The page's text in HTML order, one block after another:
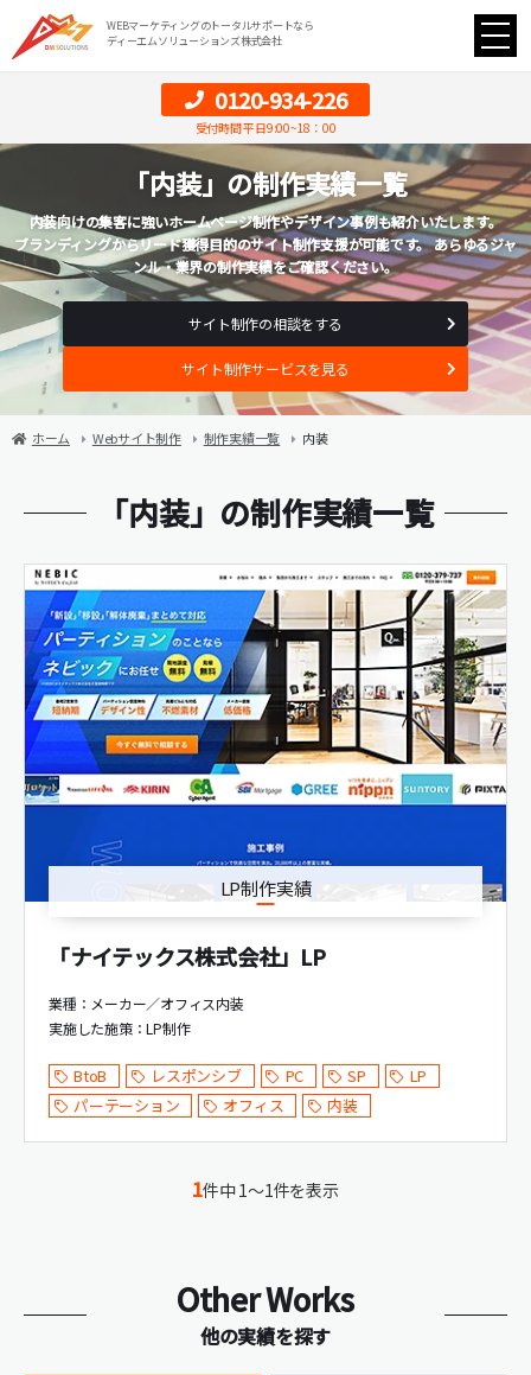
WEBマーケティングのトータルサポートなら
ディーエムソリューションズ株式会社
0120-934-226
受付時間 平日9:00~18：00
「内装」の制作実績一覧
内装向けの集客に強いホームページ制作やデザイン事例も紹介いたします。
ブランディングからリード獲得目的のサイト制作支援が可能です。 あらゆるジャ
ンル・業界の制作実績をご確認ください。
サイト制作の相談をする
サイト制作サービスを見る
ホーム Webサイト制作 制作実績一覧 内装
「内装」の制作実績一覧
LP制作実績
「ナイテックス株式会社」LP
業種：メーカー／オフィス内装
実施した施策：LP制作
BtoB レスポンシブ PC SP
LP
パーテーション
オフィス 内装
1件中 1～1件を表示
Other Works
他の実績を探す